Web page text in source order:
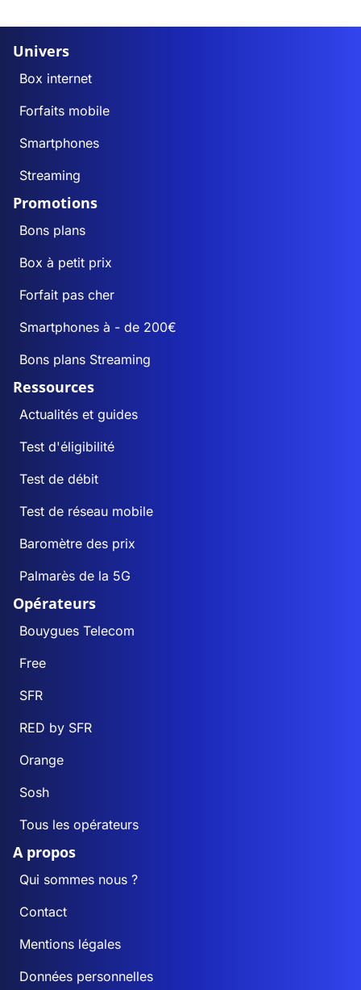
Univers
Box internet
Forfaits mobile
Smartphones
Streaming
Promotions
Bons plans
Box à petit prix
Forfait pas cher
Smartphones à - de 200€
Bons plans Streaming
Ressources
Actualités et guides
Test d'éligibilité
Test de débit
Test de réseau mobile
Baromètre des prix
Palmarès de la 5G
Opérateurs
Bouygues Telecom
Free
SFR
RED by SFR
Orange
Sosh
Tous les opérateurs
A propos
Qui sommes nous ?
Contact
Mentions légales
Données personnelles